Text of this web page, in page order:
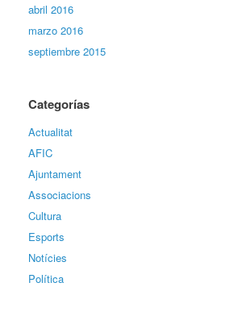
abril 2016
marzo 2016
septiembre 2015
Categorías
Actualitat
AFIC
Ajuntament
Associacions
Cultura
Esports
Notícies
Política